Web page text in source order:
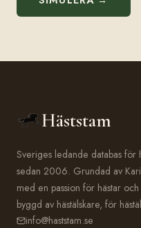
Häststam
Sveriges ledande databas för
sedan 2006. Grundad av
med en passion för hästar
byggd av hästälskare, för
info@haststam.se